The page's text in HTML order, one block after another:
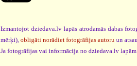
Izmantojot dziedava.lv lapās atrodamās dabas
mērķi), obligāti norādiet fotogrāfijas autoru un
Ja fotogrāfijas vai informācija no dziedava.lv